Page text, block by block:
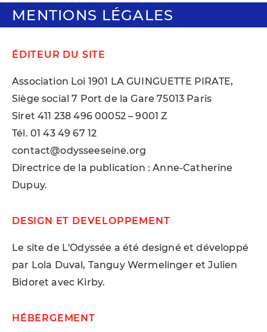
MENTIONS LÉGALES
ÉDITEUR DU SITE
Association Loi 1901 LA GUINGUETTE PIRATE,
Siège social 7 Port de la Gare 75013 Paris
Siret 411 238 496 00052 – 9001 Z
Tél. 01 43 49 67 12
contact@odysseeseine.org
Directrice de la publication : Anne-Catherine
Dupuy.
DESIGN ET DEVELOPPEMENT
Le site de L'Odyssée a été designé et développé
par Lola Duval, Tanguy Wermelinger et Julien
Bidoret avec Kirby.
HÉBERGEMENT